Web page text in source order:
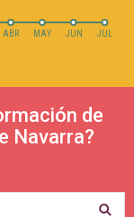
ABR MAY JUN JUL
de
Navarra?